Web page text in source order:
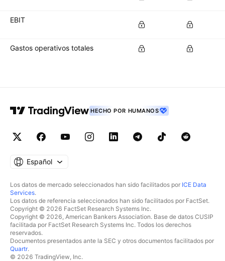
EBIT
Gastos operativos totales
HECHO POR HUMANOS
Español
Los datos de mercado seleccionados han sido facilitados por ICE Data
Services.
Los datos de referencia seleccionados han sido facilitados por FactSet.
Copyright © 2026 FactSet Research Systems Inc.
Copyright © 2026, American Bankers Association. Base de datos CUSIP
facilitada por FactSet Research Systems Inc. Todos los derechos
reservados.
Documentos presentados ante la SEC y otros documentos facilitados por
Quartr.
© 2026 TradingView, Inc.